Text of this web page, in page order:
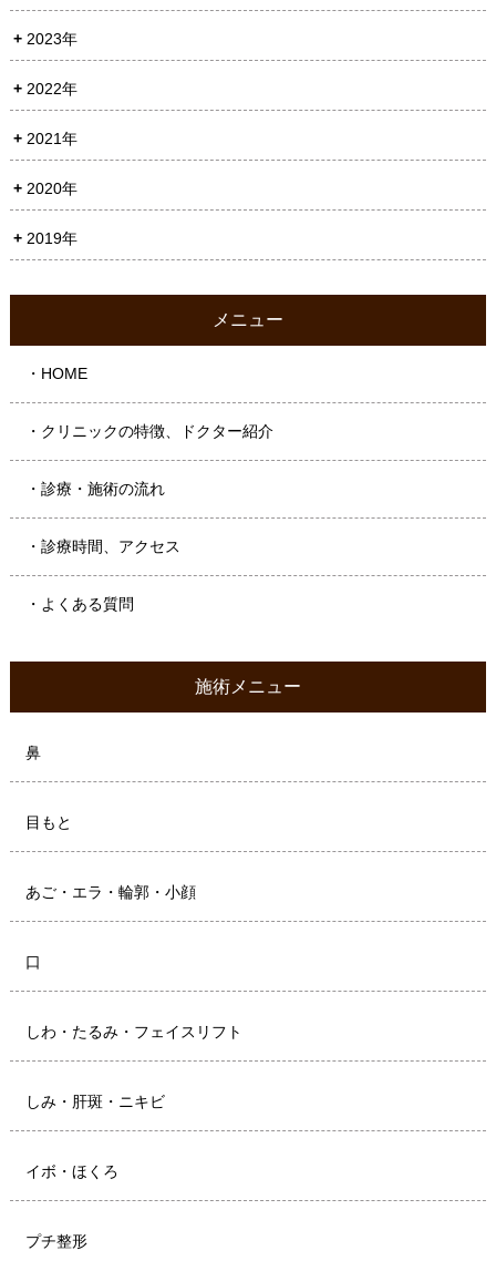
2023年
2022年
2021年
2020年
2019年
メニュー
・HOME
・クリニックの特徴、ドクター紹介
・診療・施術の流れ
・診療時間、アクセス
・よくある質問
施術メニュー
鼻
目もと
あご・エラ・輪郭・小顔
口
しわ・たるみ・フェイスリフト
しみ・肝斑・ニキビ
イボ・ほくろ
プチ整形